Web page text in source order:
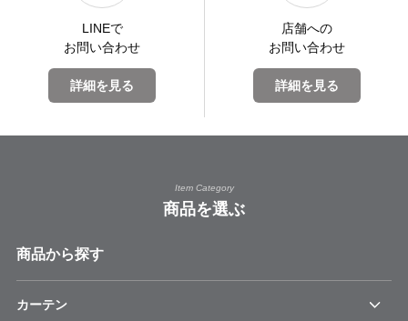
LINEで
お問い合わせ
詳細を見る
店舗への
お問い合わせ
詳細を見る
Item Category
商品を選ぶ
商品から探す
カーテン